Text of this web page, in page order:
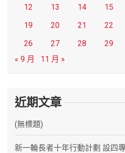
12 13 14 15
19
20 21 22
26
27 28 29
« 9 月
11 月 »
近期文章
(無標題)
新一輪長者十年行動計劃 設四